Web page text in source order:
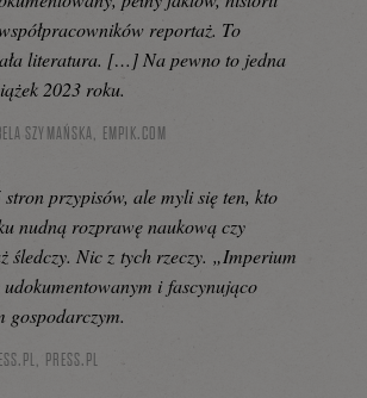
reportaż. To
literatura. […] Na pewno to jedna
2023 roku.
SZYMAŃSKA, EMPIK.COM
stron przypisów, ale myli się ten, kto
nudną rozprawę naukową czy
śledczy. Nic z tych rzeczy. „Imperium
i fascynująco
gospodarczym.
PRESS.PL